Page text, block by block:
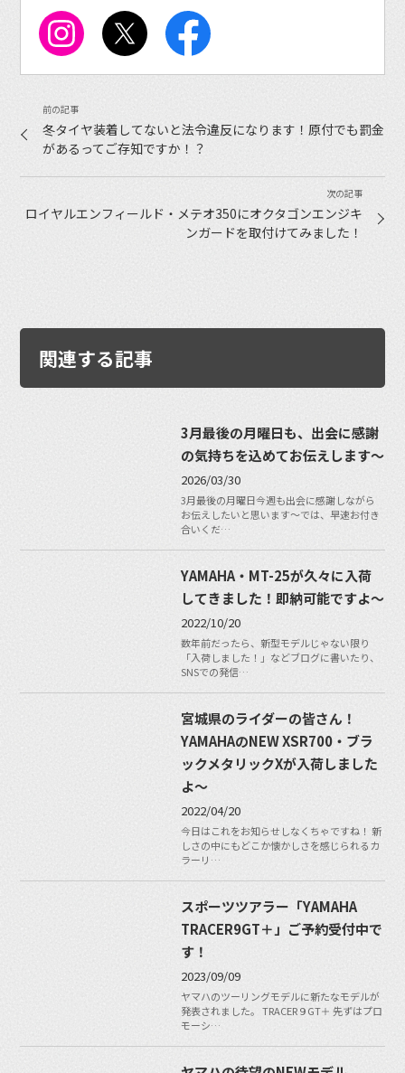
冬タイヤ装着してないと法令違反になります！原付でも罰金
があるってご存知ですか！？
ロイヤルエンフィールド・メテオ350にオクタゴンエンジキ
ンガードを取付けてみました！
関連する記事
3月最後の月曜日も、出会に感謝
の気持ちを込めてお伝えします〜
2026/03/30
3月最後の月曜日今週も出会に感謝しながら
お伝えしたいと思います〜では、早速お付き
合いくだ…
YAMAHA・MT-25が久々に入荷
してきました！即納可能ですよ〜
2022/10/20
数年前だったら、新型モデルじゃない限り
「入荷しました！」などブログに書いたり、
SNSでの発信…
宮城県のライダーの皆さん！
YAMAHAのNEW XSR700・ブラ
ックメタリックXが入荷しました
よ〜
2022/04/20
今日はこれをお知らせしなくちゃですね！ 新
しさの中にもどこか懐かしさを感じられるカ
ラーリ…
スポーツツアラー「YAMAHA
TRACER9GT＋」ご予約受付中で
す！
2023/09/09
ヤマハのツーリングモデルに新たなモデルが
発表されました。 TRACER９GT＋ 先ずはプロ
モーシ…